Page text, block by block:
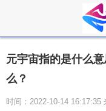
元宇宙指的是什么
么？
时间：2022-10-14 16:17:35